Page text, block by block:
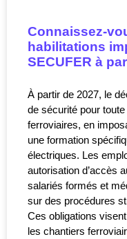
Connaissez-
habilitations
SECUFER à
À partir de 2027, le
de sécurité pour
ferroviaires, en
une formation
électriques. Les
autorisation d’accès
salariés formés et
sur des procédures
Ces obligations
les chantiers